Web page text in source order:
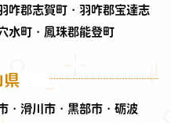
咋郡志賀町・羽咋郡宝達志
水町・鳳珠郡能登町
県
・滑川市・黒部市・砺波